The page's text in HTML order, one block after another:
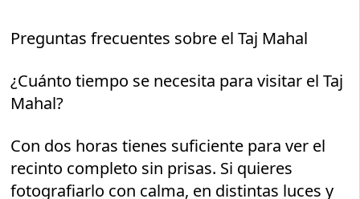
Preguntas frecuentes sobre el Taj Mahal
¿Cuánto tiempo se necesita para visitar el Taj
Mahal?
Con dos horas tienes suficiente para ver el
recinto completo sin prisas. Si quieres
fotografiarlo con calma, en distintas luces y